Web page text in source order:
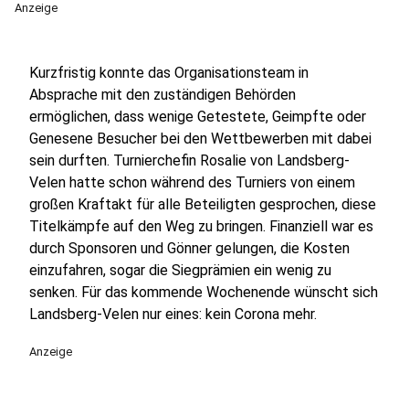
Anzeige
Kurzfristig konnte das Organisationsteam in
Absprache mit den zuständigen Behörden
ermöglichen, dass wenige Getestete, Geimpfte oder
Genesene Besucher bei den Wettbewerben mit dabei
sein durften. Turnierchefin Rosalie von Landsberg-
Velen hatte schon während des Turniers von einem
großen Kraftakt für alle Beteiligten gesprochen, diese
Titelkämpfe auf den Weg zu bringen. Finanziell war es
durch Sponsoren und Gönner gelungen, die Kosten
einzufahren, sogar die Siegprämien ein wenig zu
senken. Für das kommende Wochenende wünscht sich
Landsberg-Velen nur eines: kein Corona mehr.
Anzeige